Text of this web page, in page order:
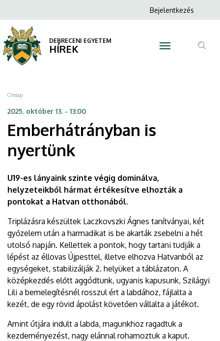
is
nyertünk
DEBRECENI
EGYETEM
a
tartalomra
Anonim
menüje
Bejelentkezés
DEBRECENI EGYETEM
HÍREK
Morzsa
Címlap
2025. október 13. - 13:00
Emberhátrányban is
nyertünk
U19-es lányaink szinte végig dominálva,
helyzeteikből hármat értékesítve elhozták a
pontokat a Hatvan otthonából.
Triplázásra készültek Laczkovszki Ágnes tanítványai, két
győzelem után a harmadikat is be akarták zsebelni a hét
utolsó napján. Kellettek a pontok, hogy tartani tudják a
lépést az éllovas Újpesttel, illetve elhozva Hatvanból az
egységeket, stabilizálják 2. helyüket a táblázaton. A
középkezdés előtt aggódtunk, ugyanis kapusunk, Szilágyi
Lili a bemelegítésnél rosszul ért a labdához, fájlalta a
kezét, de egy rövid ápolást követően vállalta a játékot.
Amint útjára indult a labda, magunkhoz ragadtuk a
kezdeményezést, nagy elánnal rohamoztuk a kaput.